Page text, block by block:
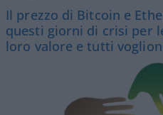
Il prezzo di Bitcoin e
questi giorni di crisi per
loro valore e tutti